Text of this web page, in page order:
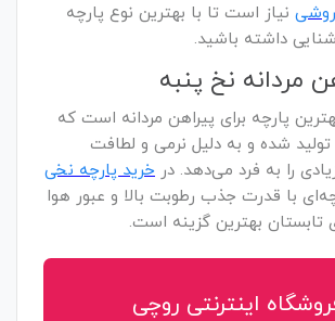
نیاز است تا با بهترین نوع پارچه
داشته باشید.
مردانه نخ پنبه
پارچه برای پیراهن مردانه است که
تولید شده و به دلیل نرمی و لطافت
را به فرد می‌دهد. در خرید پارچه نخی
با قدرت جذب رطوبت بالا و عبور هوا
تابستان بهترین گزینه است.
اینترنتی روچی